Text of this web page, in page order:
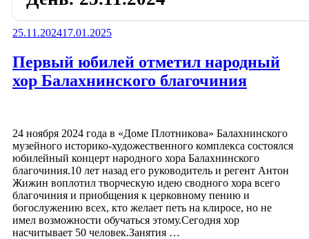
Опубликовано
25.11.202417.01.2025
Первый юбилей отметил народный
хор Балахнинского благочиния
24 ноября 2024 года в «Доме Плотникова» Балахнинского
музейного историко-художественного комплекса состоялся
юбилейный концерт народного хора Балахнинского
благочиния.10 лет назад его руководитель и регент Антон
Жижин воплотил творческую идею сводного хора всего
благочиния и приобщения к церковному пению и
богослужению всех, кто желает петь на клиросе, но не
имел возможности обучаться этому.Сегодня хор
насчитывает 50 человек.Занятия …